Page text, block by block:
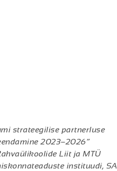
strateegilise partnerluse
2023–2026“
Liit ja MTÜ
instituudi, SA